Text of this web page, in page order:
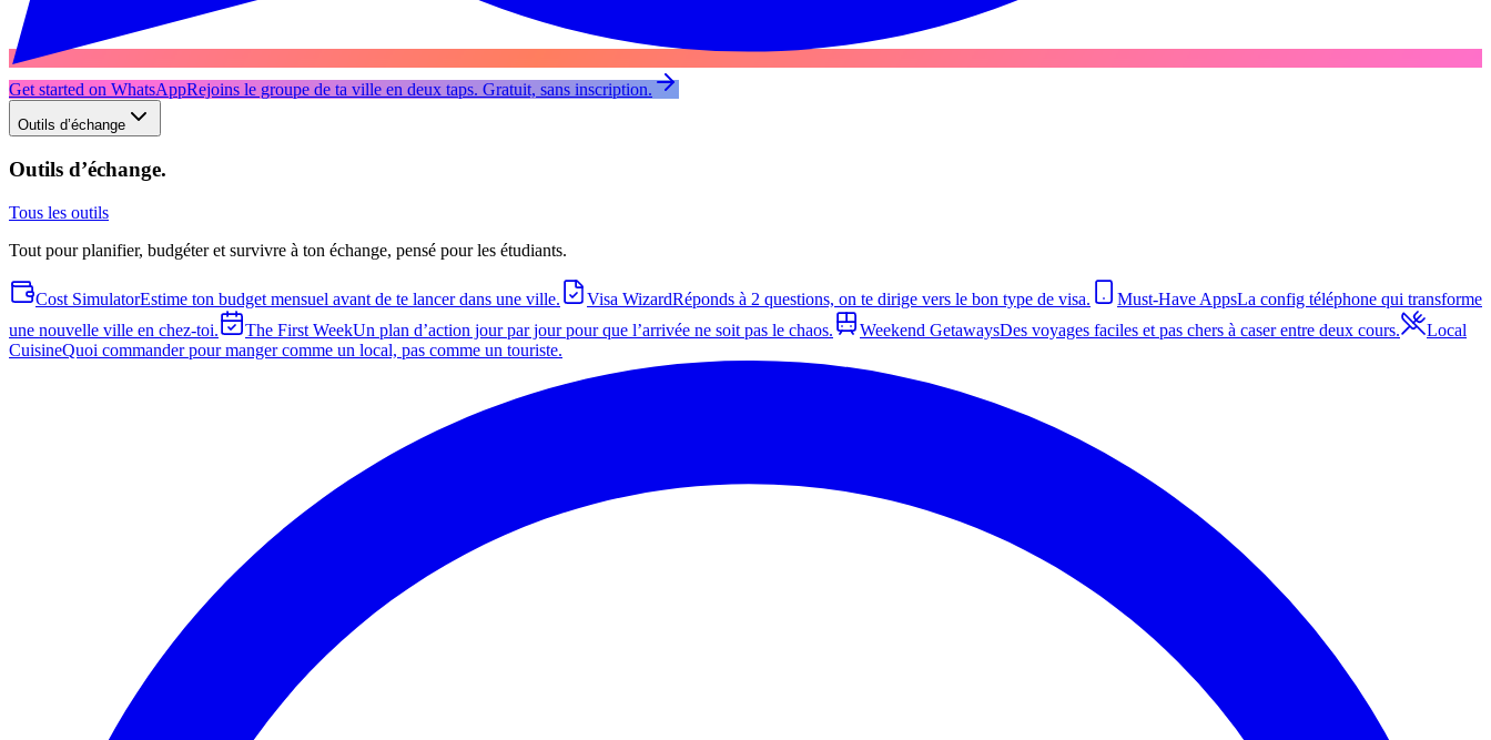
Get started on WhatsAppRejoins le groupe de ta ville en deux taps. Gratuit, sans inscription.
Outils d’échange
Outils d’échange.
Tous les outils
Tout pour planifier, budgéter et survivre à ton échange, pensé pour les étudiants.
Cost SimulatorEstime ton budget mensuel avant de te lancer dans une ville. Visa WizardRéponds à 2 questions, on te dirige vers le bon type de visa. Must-Have AppsLa config téléphone qui transforme
une nouvelle ville en chez-toi.
The First WeekUn plan d’action jour par jour pour que l’arrivée ne soit pas le chaos. Weekend GetawaysDes voyages faciles et pas chers à caser entre deux cours.
Local
CuisineQuoi commander pour manger comme un local, pas comme un touriste.